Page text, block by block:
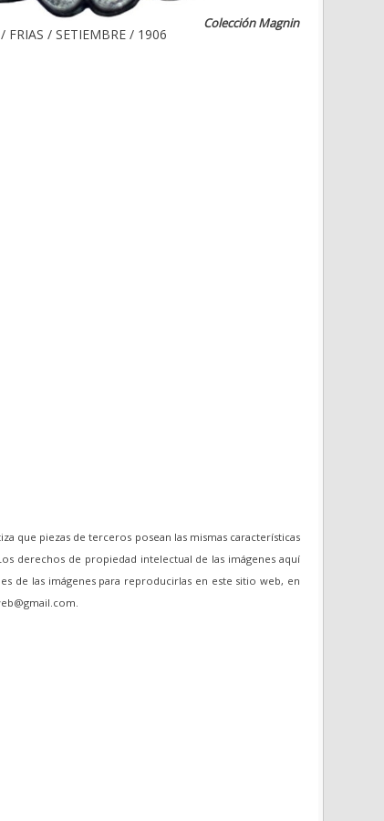
Colección Magnin
FRIAS / SETIEMBRE / 1906
que piezas de terceros posean las mismas características
derechos de propiedad intelectual de las imágenes aquí
de las imágenes para reproducirlas en este sitio web, en